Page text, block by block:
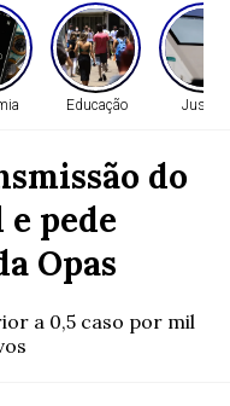
Educação Justiça
do
pede
Opas
a 0,5 caso por mil